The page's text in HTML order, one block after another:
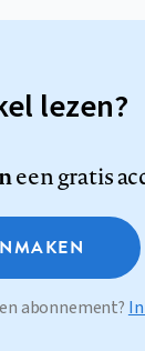
lezen?
een gratis
abonnement?